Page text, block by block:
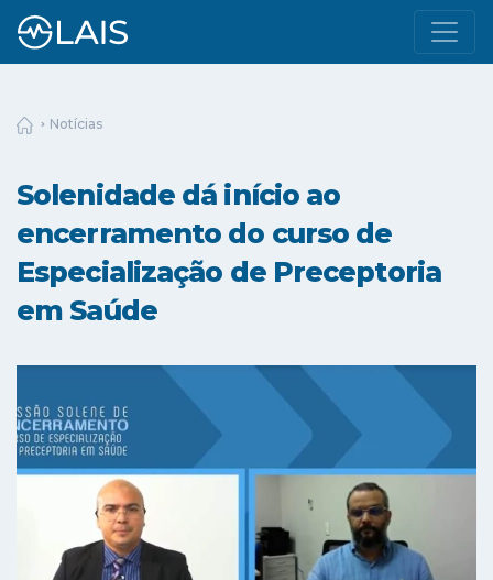
Notícias
Solenidade dá início ao
encerramento do curso de
Especialização de Preceptoria
em Saúde